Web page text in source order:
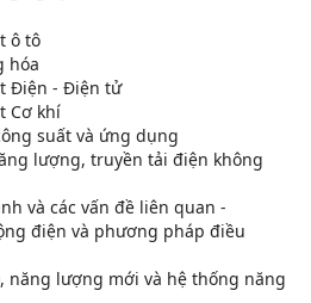
ô tô
hóa
Điện - Điện tử
Cơ khí
suất và ứng dụng
lượng, truyền tải điện không
và các vấn đề liên quan -
điện và phương pháp điều
năng lượng mới và hệ thống năng